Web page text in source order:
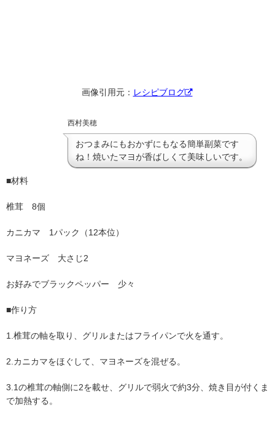
画像引用元： レシピブログ
西村美穂
おつまみにもおかずにもなる簡単副菜です
ね！焼いたマヨが香ばしくて美味しいです。
■材料
椎茸 8個
カニカマ 1パック（12本位）
マヨネーズ 大さじ2
お好みでブラックペッパー 少々
■作り方
1.椎茸の軸を取り、グリルまたはフライパンで火を通す。
2.カニカマをほぐして、マヨネーズを混ぜる。
3.1の椎茸の軸側に2を載せ、グリルで弱火で約3分、焼き目が付くま
で加熱する。